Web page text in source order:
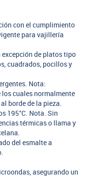
con el cumplimiento
para vajillería
de platos tipo
cuadrados, pocillos y
Nota:
los cuales normalmente
borde de la pieza.
195°C. Nota. Sin
térmicas o llama y
del esmalte a
asegurando un